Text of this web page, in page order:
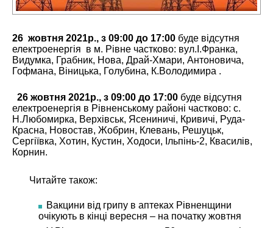
26 жовтня 2021р., з 09:00 до 17:00 буде відсутня
електроенергія в м. Рівне частково: вул.І.Франка,
Видумка, Грабник, Нова, Драй-Хмари, Антоновича,
Гофмана, Віницька, Голубина, К.Володимира .
26 жовтня 2021р., з 09:00 до 17:00 буде відсутня
електроенергія в Рівненському районі частково: с.
Н.Любомирка, Верхівськ, Ясениничі, Кривичі, Руда-
Красна, Новостав, Жобрин, Клевань, Решуцьк,
Сергіївка, Хотин, Кустин, Ходоси, Ільпінь-2, Квасилів,
Корнин.
Читайте також:
Вакцини від грипу в аптеках Рівненщини
очікують в кінці вересня – на початку жовтня